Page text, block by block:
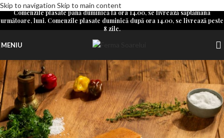
Skip to navigation Skip to main content
Comenzile plasate până duminică la ora 14.00, se livrează săptămâna
următoare, luni. Comenzile plasate duminică după ora 14.00, se livrează peste
8 zile.
MENIU